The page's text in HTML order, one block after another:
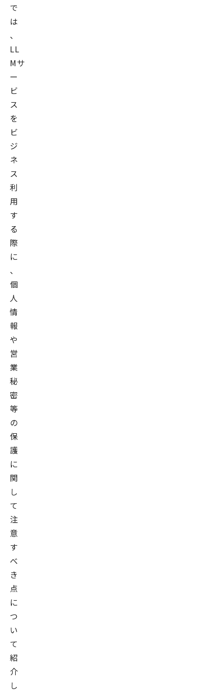
で
は
、
LL
Mサ
ー
ビ
ス
を
ビ
ジ
ネ
ス
利
用
す
る
際
に
、
個
人
情
報
や
営
業
秘
密
等
の
保
護
に
関
し
て
注
意
す
べ
き
点
に
つ
い
て
紹
介
し